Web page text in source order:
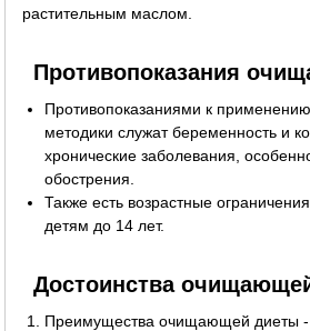
растительным маслом.
Противопоказания
Противопоказаниями к
методики служат беременность и
хронические заболевания,
обострения.
Также есть возрастные
детям до 14 лет.
Достоинства
Преимущества очищающей диеты